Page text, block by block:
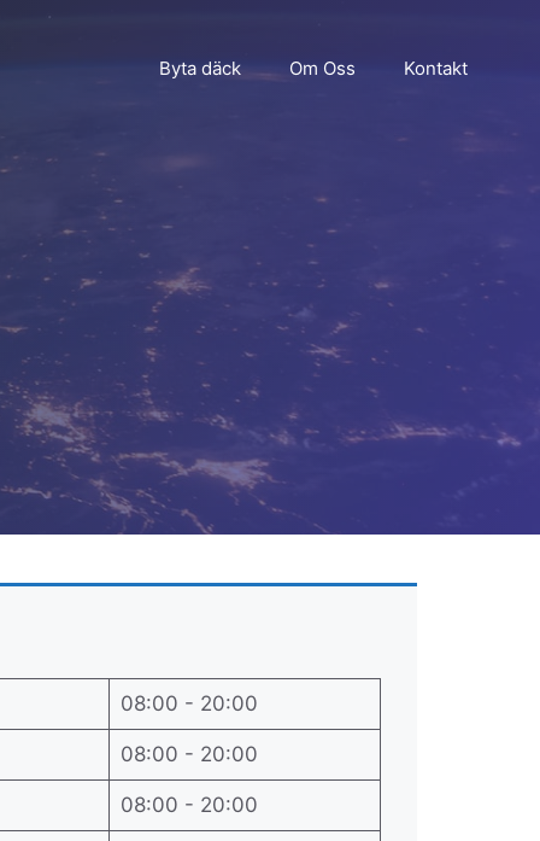
Byta däck Om Oss Kontakt
08:00 - 20:00
08:00 - 20:00
08:00 - 20:00